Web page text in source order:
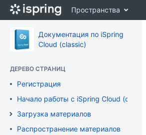
Перейти
содержимому
assistive.skiplink.to.breadcrumbs
assistive.skiplink.to.quick.search
Пространства
Документация по iSpring
Cloud (classic)
ДЕРЕВО СТРАНИЦ
Регистрация
Начало работы с iSpring Cloud (classic)
Загрузка материалов
Распространение материалов